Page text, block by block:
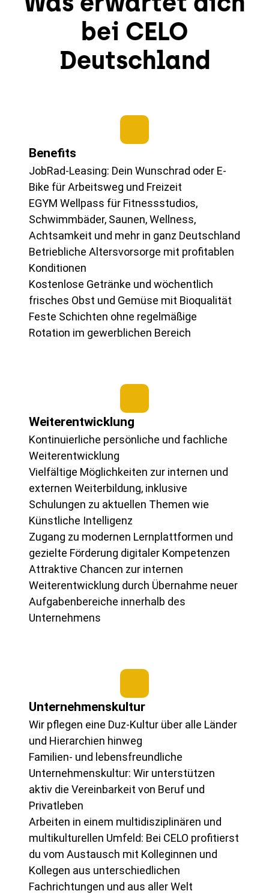
bei CELO
Deutschland
Benefits
JobRad-Leasing: Dein Wunschrad oder E-
Bike für Arbeitsweg und Freizeit
EGYM Wellpass für Fitnessstudios,
Schwimmbäder, Saunen, Wellness,
Achtsamkeit und mehr in ganz Deutschland
Betriebliche Altersvorsorge mit profitablen
Konditionen
Kostenlose Getränke und wöchentlich
frisches Obst und Gemüse mit Bioqualität
Feste Schichten ohne regelmäßige
Rotation im gewerblichen Bereich
Weiterentwicklung
Kontinuierliche persönliche und fachliche
Weiterentwicklung
Vielfältige Möglichkeiten zur internen und
externen Weiterbildung, inklusive
Schulungen zu aktuellen Themen wie
Künstliche Intelligenz
Zugang zu modernen Lernplattformen und
gezielte Förderung digitaler Kompetenzen
Attraktive Chancen zur internen
Weiterentwicklung durch Übernahme neuer
Aufgabenbereiche innerhalb des
Unternehmens
Unternehmenskultur
Wir pflegen eine Duz-Kultur über alle Länder
und Hierarchien hinweg
Familien- und lebensfreundliche
Unternehmenskultur: Wir unterstützen
aktiv die Vereinbarkeit von Beruf und
Privatleben
Arbeiten in einem multidisziplinären und
multikulturellen Umfeld: Bei CELO profitierst
du vom Austausch mit Kolleginnen und
Kollegen aus unterschiedlichen
Fachrichtungen und aus aller Welt